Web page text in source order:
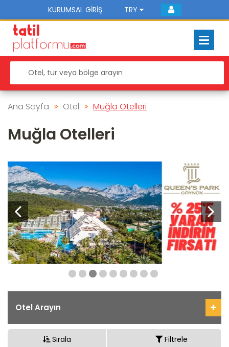
KURUMSAL GIRIŞ TRY
Ana Sayfa Otel Muğla Otelleri
Muğla Otelleri
Otel Arayın
Sırala Filtrele